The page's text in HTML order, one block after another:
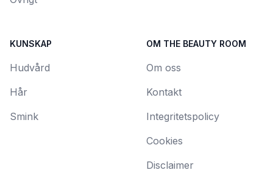
KUNSKAP
Hudvård
Hår
Smink
OM THE BEAUTY ROOM
Om oss
Kontakt
Integritetspolicy
Cookies
Disclaimer